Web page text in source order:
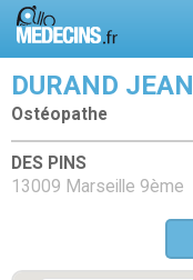
DURAND JEAN
Ostéopathe
DES PINS
13009 Marseille 9ème